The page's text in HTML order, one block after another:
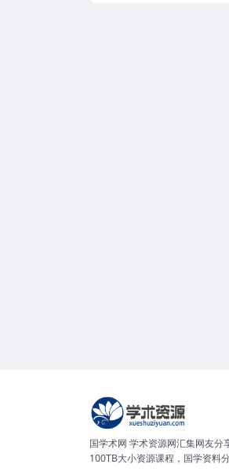
国学术网 学术资源网汇集网友
100TB大小资源课程，国学资料